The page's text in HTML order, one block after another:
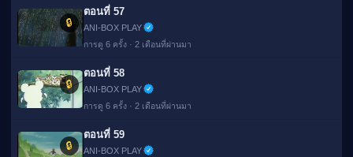
🔒
ตอนที่ 57
ANI-BOX PLAY
การดู 6 ครั้ง · 2 เดือนที่ผ่านมา
🔒
ตอนที่ 58
ANI-BOX PLAY
การดู 6 ครั้ง · 2 เดือนที่ผ่านมา
🔒
ตอนที่ 59
ANI-BOX PLAY